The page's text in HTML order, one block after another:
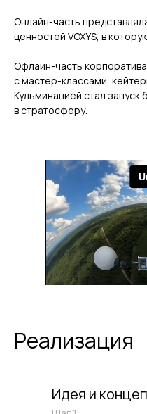
Онлайн-часть
ценностей VOXYS, в
Офлайн-часть
с мастер-классами,
Кульминацией стал запуск
в стратосферу.
Реализация
Идея и